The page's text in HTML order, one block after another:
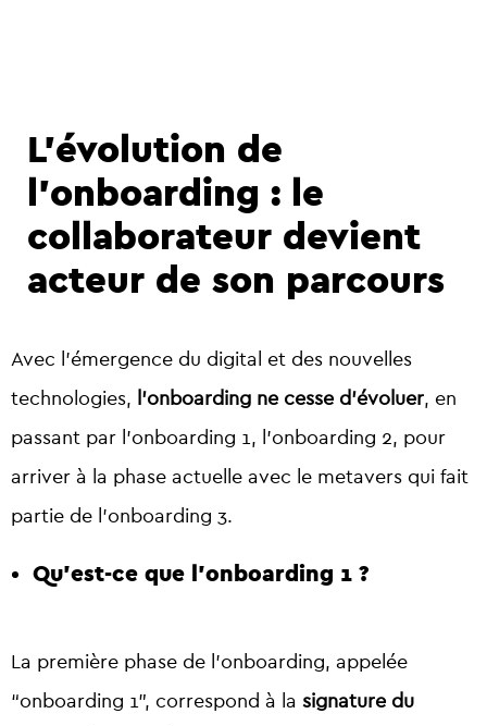
L’évolution de
l’onboarding : le
collaborateur devient
acteur de son parcours
Avec l’émergence du digital et des nouvelles
technologies, l’onboarding ne cesse d’évoluer, en
passant par l’onboarding 1, l’onboarding 2, pour
arriver à la phase actuelle avec le metavers qui fait
partie de l’onboarding 3.
Qu’est-ce que l’onboarding 1 ?
La première phase de l’onboarding, appelée
“onboarding 1”, correspond à la signature du